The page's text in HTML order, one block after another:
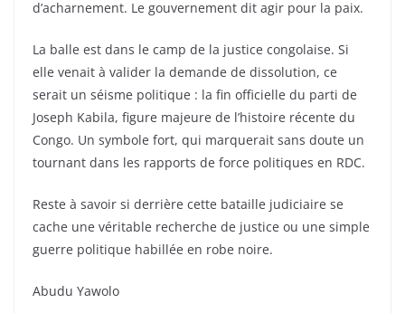
d’acharnement. Le gouvernement dit agir pour la paix.
La balle est dans le camp de la justice congolaise. Si
elle venait à valider la demande de dissolution, ce
serait un séisme politique : la fin officielle du parti de
Joseph Kabila, figure majeure de l’histoire récente du
Congo. Un symbole fort, qui marquerait sans doute un
tournant dans les rapports de force politiques en RDC.
Reste à savoir si derrière cette bataille judiciaire se
cache une véritable recherche de justice ou une simple
guerre politique habillée en robe noire.
Abudu Yawolo